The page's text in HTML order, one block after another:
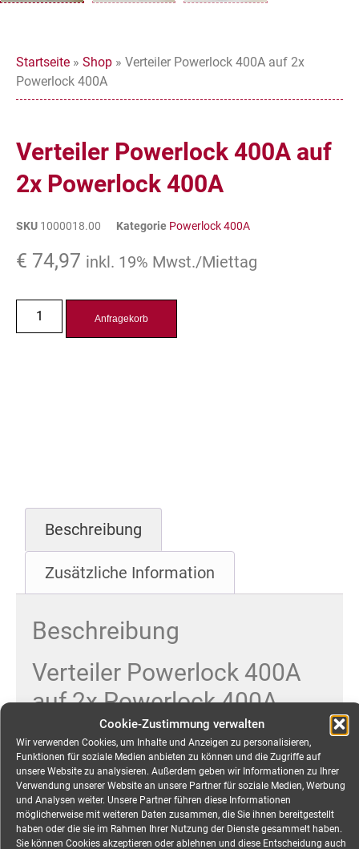
Cookie-Zustimmung verwalten
Wir verwenden Cookies, um Inhalte und Anzeigen zu personalisieren,
Funktionen für soziale Medien anbieten zu können und die Zugriffe auf
unsere Website zu analysieren. Außerdem geben wir Informationen zu Ihrer
Verwendung unserer Website an unsere Partner für soziale Medien, Werbung
und Analysen weiter. Unsere Partner führen diese Informationen
möglicherweise mit weiteren Daten zusammen, die Sie ihnen bereitgestellt
haben oder die sie im Rahmen Ihrer Nutzung der Dienste gesammelt haben.
Sie können Cookies akzeptieren oder ablehnen und diese Entscheidung auch
Startseite » Shop » Verteiler Powerlock 400A auf 2x
Powerlock 400A
Verteiler Powerlock 400A auf
2x Powerlock 400A
SKU 1000018.00 Kategorie Powerlock 400A
€ 74,97 inkl. 19% Mwst./Miettag
Anfragekorb
Beschreibung
Zusätzliche Information
Beschreibung
Verteiler Powerlock 400A
auf 2x Powerlock 400A
mieten
Mobiler Stromverteiler im Gummigehäuse für den
universellen Einsatz bei Konzerten, Open-Airs,
Stadtfesten, Messen und jeglicher Art an
Veranstaltungen.